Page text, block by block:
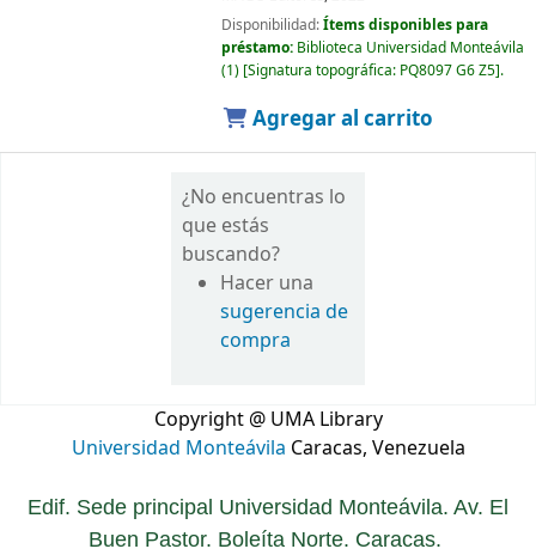
Disponibilidad:Ítems disponibles para
préstamo: Biblioteca Universidad Monteávila
(1) Signatura topográfica: PQ8097 G6 Z5 .
Agregar al carrito
¿No encuentras lo
que estás
buscando?
Hacer una
sugerencia de
compra
Copyright @ UMA Library
Universidad Monteávila Caracas, Venezuela
Edif. Sede principal Universidad Monteávila. Av. El
Buen Pastor. Boleíta Norte. Caracas.